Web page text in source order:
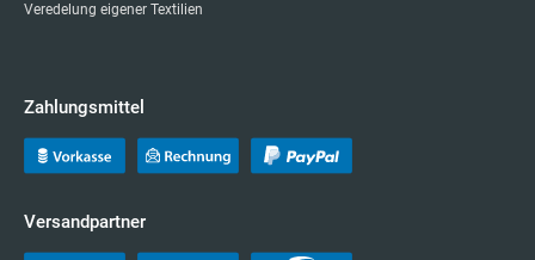
Veredelung eigener Textilien
Zahlungsmittel
Versandpartner